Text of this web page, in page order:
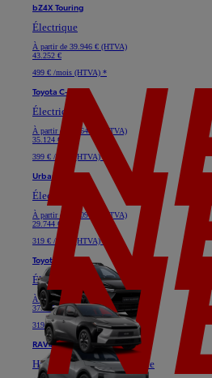
bZ4X Touring
Électrique
À partir de 39.946 € (HTVA)
43.252 €
499 € /mois (HTVA) *
Toyota C-HR+
Électrique
À partir de
32.645 € (HTVA)
35.124 €
399 € /mois (HTVA) *
Urban Cruiser
Électrique
À partir de
28.091 € (HTVA)
29.744 €
319 € /mois (HTVA) *
Toyota bZ4X
Électrique
À partir de
33.719 € (HTVA)
37.025 €
319 € /mois (HTVA) *
RAV4
Hybride ou Plug-in Hybride